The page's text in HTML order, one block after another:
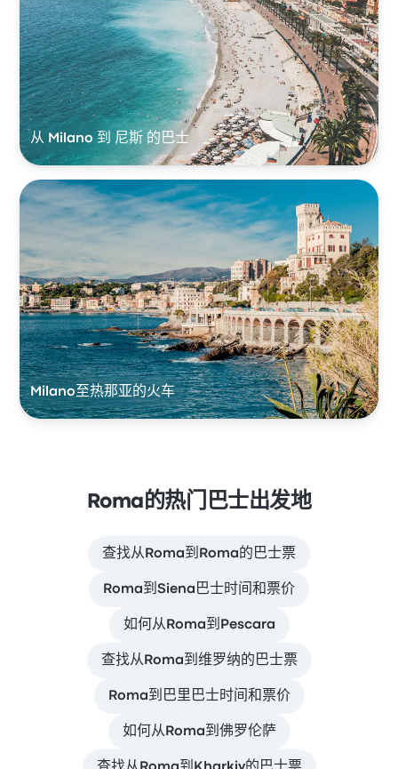
从 Milano 到 尼斯 的巴士
Milano至热那亚的火车
Roma的热门巴士出发地
查找从Roma到Roma的巴士票
Roma到Siena巴士时间和票价
如何从Roma到Pescara
查找从Roma到维罗纳的巴士票
Roma到巴里巴士时间和票价
如何从Roma到佛罗伦萨